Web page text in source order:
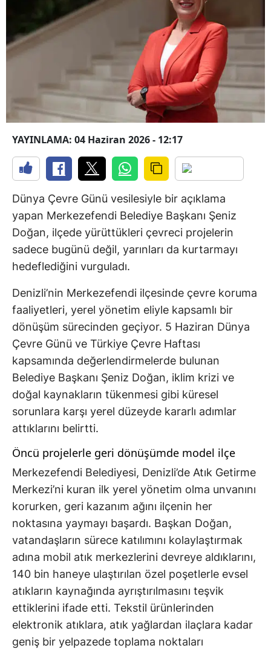
YAYINLAMA: 04 Haziran 2026 - 12:17
Dünya Çevre Günü vesilesiyle bir açıklama
yapan Merkezefendi Belediye Başkanı Şeniz
Doğan, ilçede yürüttükleri çevreci projelerin
sadece bugünü değil, yarınları da kurtarmayı
hedeflediğini vurguladı.
Denizli’nin Merkezefendi ilçesinde çevre koruma
faaliyetleri, yerel yönetim eliyle kapsamlı bir
dönüşüm sürecinden geçiyor. 5 Haziran Dünya
Çevre Günü ve Türkiye Çevre Haftası
kapsamında değerlendirmelerde bulunan
Belediye Başkanı Şeniz Doğan, iklim krizi ve
doğal kaynakların tükenmesi gibi küresel
sorunlara karşı yerel düzeyde kararlı adımlar
attıklarını belirtti.
Öncü projelerle geri dönüşümde model ilçe
Merkezefendi Belediyesi, Denizli’de Atık Getirme
Merkezi’ni kuran ilk yerel yönetim olma unvanını
korurken, geri kazanım ağını ilçenin her
noktasına yaymayı başardı. Başkan Doğan,
vatandaşların sürece katılımını kolaylaştırmak
adına mobil atık merkezlerini devreye aldıklarını,
140 bin haneye ulaştırılan özel poşetlerle evsel
atıkların kaynağında ayrıştırılmasını teşvik
ettiklerini ifade etti. Tekstil ürünlerinden
elektronik atıklara, atık yağlardan ilaçlara kadar
geniş bir yelpazede toplama noktaları